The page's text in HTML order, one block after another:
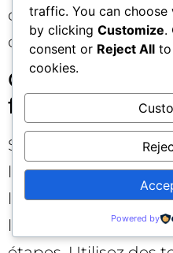
des semaines de
opportunités de
Changer trop
fois 🔄
Si vous modifiez
le ciblage et les
l’attribution de
les variables
traffic. You can
by clicking Customize.
consent or Reject All to
cookies.
Powered by